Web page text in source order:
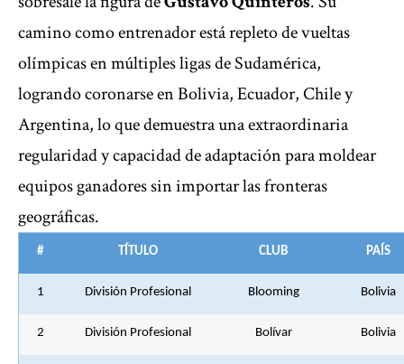
camino como entrenador está repleto de vueltas
olímpicas en múltiples ligas de Sudamérica,
logrando coronarse en Bolivia, Ecuador, Chile y
Argentina, lo que demuestra una extraordinaria
regularidad y capacidad de adaptación para moldear
equipos ganadores sin importar las fronteras
geográficas.
# TÍTULO CLUB PAÍS
1 División Profesional Blooming Bolivia
2 División Profesional Bolívar Bolivia